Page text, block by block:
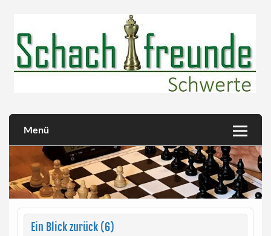
Menü
Ein Blick zurück (6)